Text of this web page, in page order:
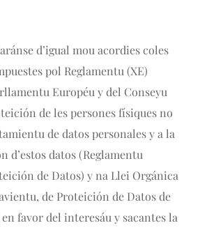
d’igual mou acordies coles
pol Reglamentu (XE)
Européu y del Conseyu
de les persones físiques no
de datos personales y a la
d’estos datos (Reglamentu
de Datos) y na Llei Orgánica
de Proteición de Datos de
favor del interesáu y sacantes la